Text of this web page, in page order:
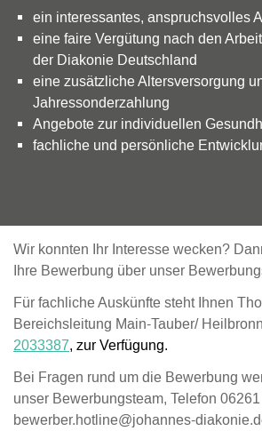
ein interessantes, anspruchsvolles
eine faire Vergütung nach den
der Diakonie Deutschland
eine zusätzliche Altersversorgung
Jahressonderzahlung
Angebote zur individuellen
fachliche und persönliche
Wir konnten Ihr Interesse wecken?
Ihre Bewerbung über unser
Für fachliche Auskünfte steht Ihnen
Bereichsleitung Main-Tauber/
2033387, zur Verfügung.
Bei Fragen rund um die Bewerbung
unser Bewerbungsteam, Telefon
bewerber.hotline@johannes-